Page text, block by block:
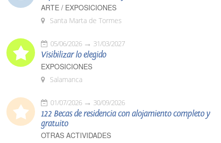
ARTE / EXPOSICIONES
Santa Marta de Tormes
05/06/2026 31/03/2027
Visibilizar lo elegido
EXPOSICIONES
Salamanca
01/07/2026 30/09/2026
122 Becas de residencia con alojamiento completo y
gratuito
OTRAS ACTIVIDADES